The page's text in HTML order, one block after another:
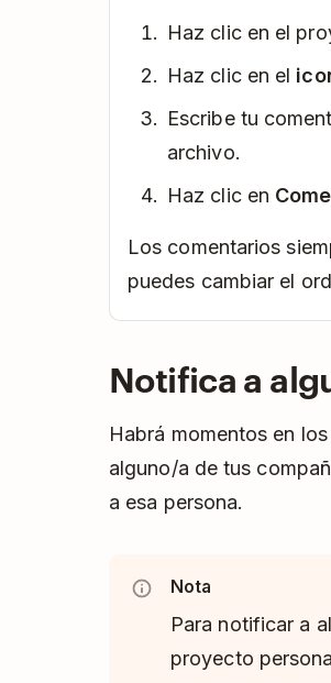
Haz clic en el
Haz clic en el
Escribe tu
archivo.
Haz clic en
Los comentarios
puedes cambiar el
Notifica a
Habrá momentos en
alguno/a de tus
a esa persona.
Nota
Para notificar a
proyecto